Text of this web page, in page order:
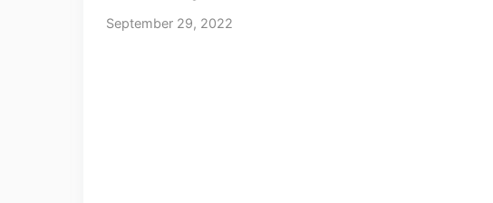
September 29, 2022